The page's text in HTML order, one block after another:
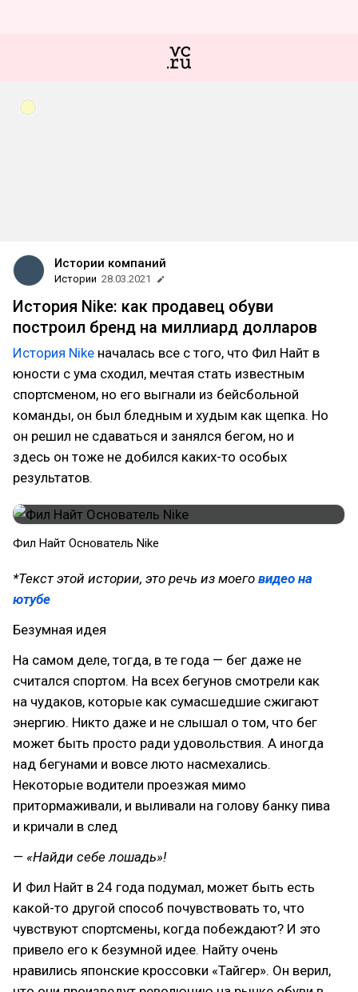
Истории компаний
Истории 28.03.2021
История Nike: как продавец обуви
построил бренд на миллиард долларов
История Nike началась все с того, что Фил Найт в
юности с ума сходил, мечтая стать известным
спортсменом, но его выгнали из бейсбольной
команды, он был бледным и худым как щепка. Но
он решил не сдаваться и занялся бегом, но и
здесь он тоже не добился каких-то особых
результатов.
Фил Найт Основатель Nike
*Текст этой истории, это речь из моего видео на
ютубе
Безумная идея
На самом деле, тогда, в те года — бег даже не
считался спортом. На всех бегунов смотрели как
на чудаков, которые как сумасшедшие сжигают
энергию. Никто даже и не слышал о том, что бег
может быть просто ради удовольствия. А иногда
над бегунами и вовсе люто насмехались.
Некоторые водители проезжая мимо
притормаживали, и выливали на голову банку пива
и кричали в след
— «Найди себе лошадь»!
И Фил Найт в 24 года подумал, может быть есть
какой-то другой способ почувствовать то, что
чувствуют спортсмены, когда побеждают? И это
привело его к безумной идее. Найту очень
нравились японские кроссовки «Тайгер». Он верил,